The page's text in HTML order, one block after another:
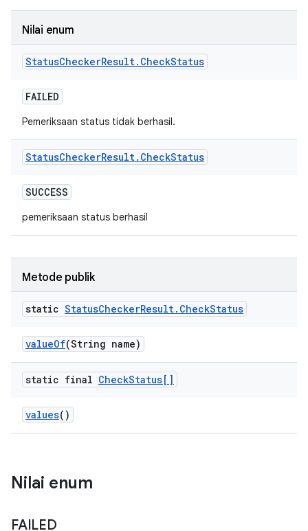
Nilai enum
StatusCheckerResult. CheckStatus
FAILED
Pemeriksaan status tidak berhasil.
StatusCheckerResult. CheckStatus
SUCCESS
pemeriksaan status berhasil
Metode publik
static StatusCheckerResult. CheckStatus
valueOf(String name)
static final CheckStatus[]
values()
Nilai enum
FAILED